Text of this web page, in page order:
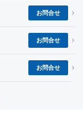
お問合せ
お問合せ
お問合せ